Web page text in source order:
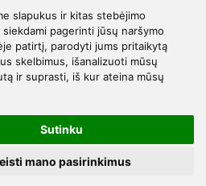
slapukus ir kitas stebėjimo
pagerinti jūsų naršymo
patirtį, parodyti jums pritaikytą
skelbimus, išanalizuoti mūsų
ir suprasti, iš kur ateina mūsų
Sutinku
mano pasirinkimus
star, 70cm, silver €1136
- €379
platinti svetainės turinį be autorių
draudžiama.
nuoma
Skambinti